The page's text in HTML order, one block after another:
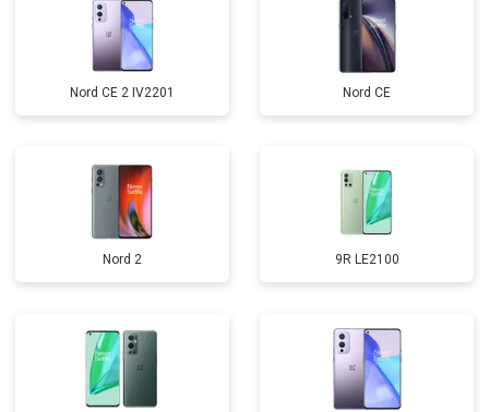
Nord CE 2 IV2201 Nord CE
Nord 2 9R LE2100